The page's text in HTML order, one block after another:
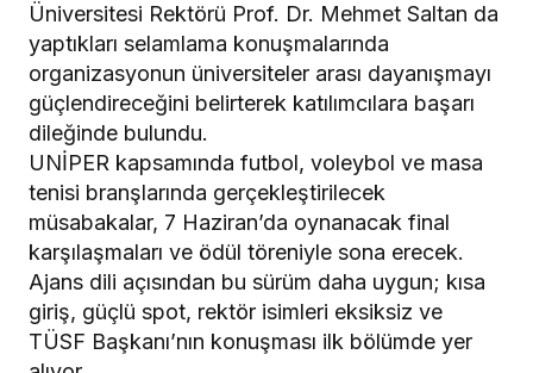
Üniversitesi Rektörü Prof. Dr. Mehmet Saltan da
yaptıkları selamlama konuşmalarında
organizasyonun üniversiteler arası dayanışmayı
güçlendireceğini belirterek katılımcılara başarı
dileğinde bulundu.
UNİPER kapsamında futbol, voleybol ve masa
tenisi branşlarında gerçekleştirilecek
müsabakalar, 7 Haziran’da oynanacak final
karşılaşmaları ve ödül töreniyle sona erecek.
Ajans dili açısından bu sürüm daha uygun; kısa
giriş, güçlü spot, rektör isimleri eksiksiz ve
TÜSF Başkanı’nın konuşması ilk bölümde yer